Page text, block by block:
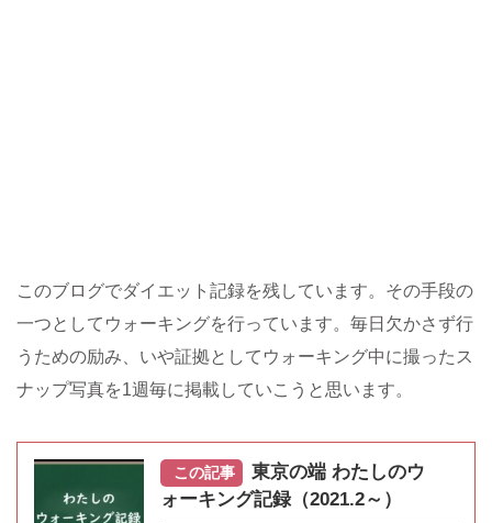
このブログでダイエット記録を残しています。その手段の
一つとしてウォーキングを行っています。毎日欠かさず行
うための励み、いや証拠としてウォーキング中に撮ったス
ナップ写真を1週毎に掲載していこうと思います。
この記事
東京の端 わたしのウ
ォーキング記録（2021.2～）